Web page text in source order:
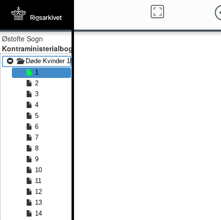
Østofte Sogn
Kontraministerialbog
Døde Kvinder 1822 - Døde Kvinder 1831
1
2
3
4
5
6
7
8
9
10
11
12
13
14